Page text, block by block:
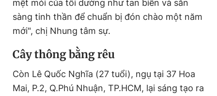
mệt mỏi của tôi dường như tan biến và sẵn
sàng tinh thần để chuẩn bị đón chào một năm
mới", chị Nhung tâm sự.
Cây thông bằng rêu
Còn Lê Quốc Nghĩa (27 tuổi), ngụ tại 37 Hoa
Mai, P.2, Q.Phú Nhuận, TP.HCM, lại sáng tạo ra